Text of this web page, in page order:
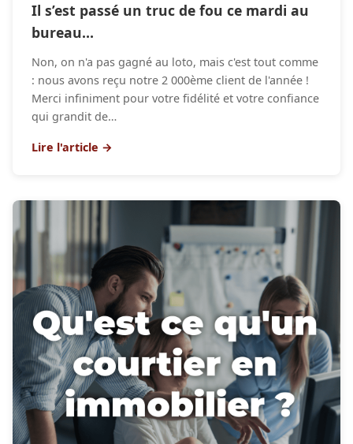
Il s’est passé un truc de fou ce mardi au
bureau…
Non, on n'a pas gagné au loto, mais c'est tout comme
: nous avons reçu notre 2 000ème client de l'année !
Merci infiniment pour votre fidélité et votre confiance
qui grandit de…
Lire l'article →